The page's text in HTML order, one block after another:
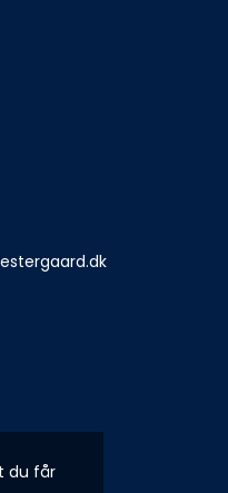
du får